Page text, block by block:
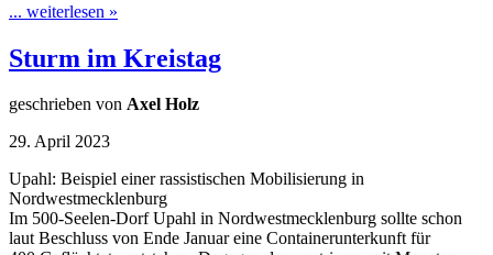
... weiterlesen »
Sturm im Kreistag
geschrieben von Axel Holz
29. April 2023
Upahl: Beispiel einer rassistischen Mobilisierung in
Nordwestmecklenburg
Im 500-Seelen-Dorf Upahl in Nordwestmecklenburg sollte schon
laut Beschluss von Ende Januar eine Containerunterkunft für